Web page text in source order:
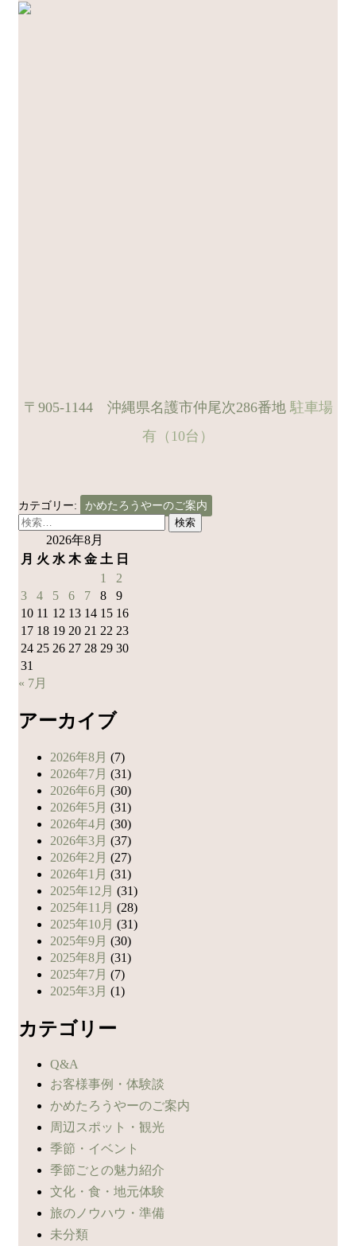
〒905-1144 沖縄県名護市仲尾次286番地駐車場
有（10台）
カテゴリー: かめたろうやーのご案内
検
2026年8月
月 火 水 木 金 土 日
1
2
3
4 5 6 7 8
9
10 11 12 13 14 15 16
17 18 19 20 21 22 23
24 25 26 27 28 29 30
31
« 7月
アーカイブ
2026年8月 (7)
2026年7月 (31)
2026年6月 (30)
2026年5月 (31)
2026年4月 (30)
2026年3月 (37)
2026年2月 (27)
2026年1月 (31)
2025年12月 (31)
2025年11月 (28)
2025年10月 (31)
2025年9月 (30)
2025年8月 (31)
2025年7月 (7)
2025年3月 (1)
カテゴリー
Q&A
お客様事例・体験談
かめたろうやーのご案内
周辺スポット・観光
季節・イベント
季節ごとの魅力紹介
文化・食・地元体験
旅のノウハウ・準備
未分類